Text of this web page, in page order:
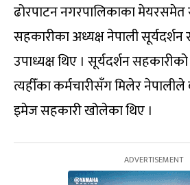
ढोरपाटन नगरपालिकाका
सहकारीका अध्यक्ष नेपाली सूर्यदर्शन
उपाध्यक्ष थिए । सूर्यदर्शन
त्यहीँका कर्मचारीसँग मिलेर
इमेज सहकारी खोलेका थिए ।